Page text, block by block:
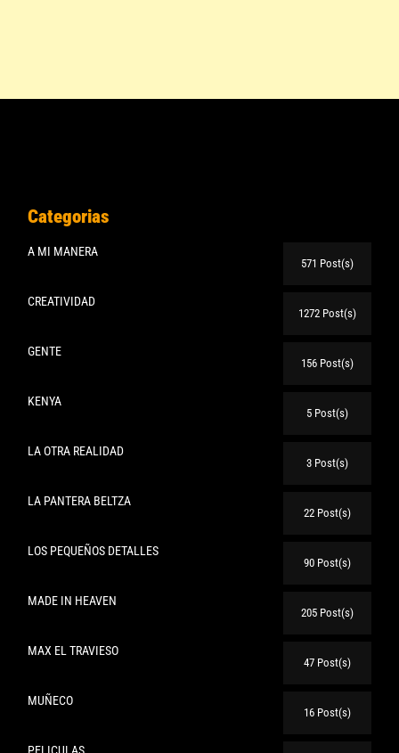
Categorias
A MI MANERA
571 Post(s)
CREATIVIDAD
1272 Post(s)
GENTE
156 Post(s)
KENYA
5 Post(s)
LA OTRA REALIDAD
3 Post(s)
LA PANTERA BELTZA
22 Post(s)
LOS PEQUEÑOS DETALLES
90 Post(s)
MADE IN HEAVEN
205 Post(s)
MAX EL TRAVIESO
47 Post(s)
MUÑECO
16 Post(s)